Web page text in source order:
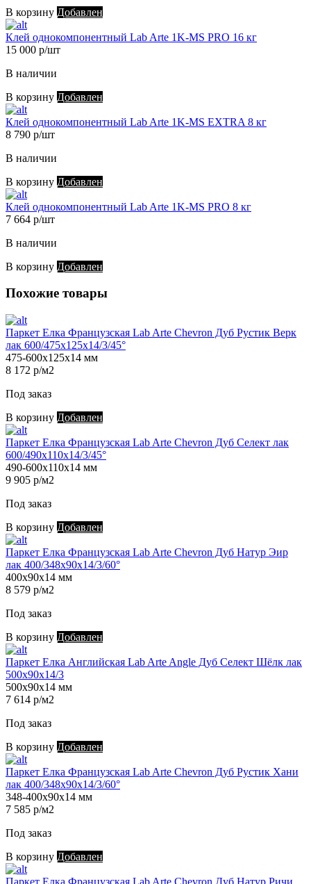
В корзину Добавлен
Клей однокомпонентный Lab Arte 1K-MS PRO 16 кг
15 000 р/шт
В наличии
В корзину Добавлен
Клей однокомпонентный Lab Arte 1K-MS EXTRA 8 кг
8 790 р/шт
В наличии
В корзину Добавлен
Клей однокомпонентный Lab Arte 1K-MS PRO 8 кг
7 664 р/шт
В наличии
В корзину Добавлен
Похожие товары
Паркет Елка Французская Lab Arte Chevron Дуб Рустик Верк
лак 600/475х125х14/3/45°
475-600х125х14 мм
8 172 р/м2
Под заказ
В корзину Добавлен
Паркет Елка Французская Lab Arte Chevron Дуб Селект лак
600/490х110х14/3/45°
490-600х110х14 мм
9 905 р/м2
Под заказ
В корзину Добавлен
Паркет Елка Французская Lab Arte Chevron Дуб Натур Эир
лак 400/348х90х14/3/60°
400х90х14 мм
8 579 р/м2
Под заказ
В корзину Добавлен
Паркет Елка Английская Lab Arte Angle Дуб Селект Шёлк лак
500х90х14/3
500х90х14 мм
7 614 р/м2
Под заказ
В корзину Добавлен
Паркет Елка Французская Lab Arte Chevron Дуб Рустик Хани
лак 400/348х90х14/3/60°
348-400х90х14 мм
7 585 р/м2
Под заказ
В корзину Добавлен
Паркет Елка Французская Lab Arte Chevron Дуб Натур Ричи